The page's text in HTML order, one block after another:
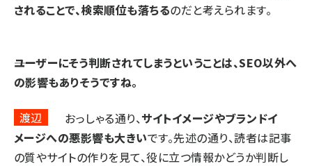
されることで、検索順位も落ちるのだと考えられます。
――ユーザーにそう判断されてしまうということは、SEO以外へ
の影響もありそうですね。
渡辺 おっしゃる通り、サイトイメージやブランドイ
メージへの悪影響も大きいです。先述の通り、読者は記事
の質やサイトの作りを見て、役に立つ情報かどうか判断し